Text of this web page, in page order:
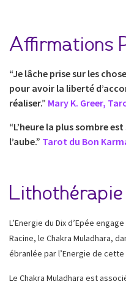
Affirmations
“Je lâche prise sur les
pour avoir la liberté
réaliser.” Mary K. Greer,
“L’heure la plus sombre
l’aube.” Tarot du Bon
Lithothérapie
L’Energie du Dix d’Epée
Racine, le Chakra Muladhara,
ébranlée par l’Energie de cette
Le Chakra Muladhara est